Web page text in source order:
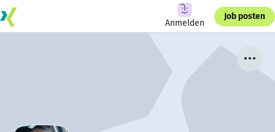
Anmelden
Job posten